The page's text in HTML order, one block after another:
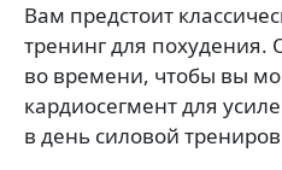
Вам предстоит
тренинг для похудения.
во времени, чтобы вы
кардиосегмент для
в день силовой